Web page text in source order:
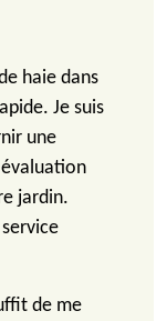
haie dans
Je suis
une
jardin.
de me